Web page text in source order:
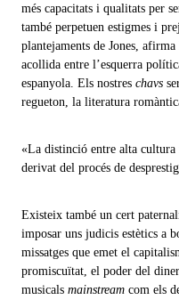
més capacitats i qualitats per
també perpetuen estigmes i
plantejaments de Jones,
acollida entre l’esquerra
espanyola. Els nostres chavs
regueton, la literatura
«La distinció entre alta
derivat del procés de
Existeix també un cert
imposar uns judicis estètics a
missatges que emet el
promiscuïtat, el poder del
musicals mainstream com els